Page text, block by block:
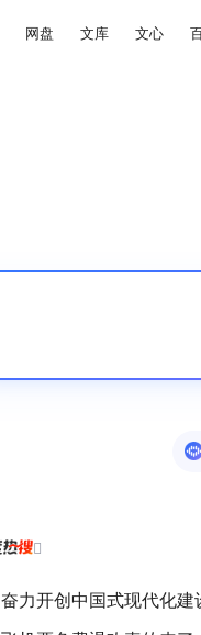
网盘 文库 文心

奋力开创中国式现代化建